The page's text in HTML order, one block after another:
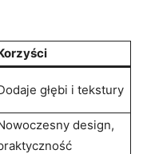
głębi i tekstury
design,